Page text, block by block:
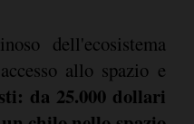
dell'ecosistema
allo spazio e
da 25.000 dollari